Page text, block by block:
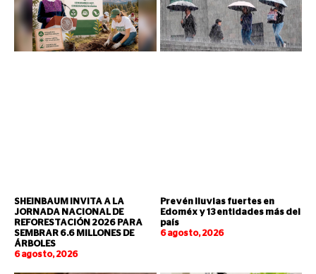
SHEINBAUM INVITA A LA
JORNADA NACIONAL DE
REFORESTACIÓN 2026 PARA
SEMBRAR 6.6 MILLONES DE
ÁRBOLES
6 agosto, 2026
Prevén lluvias fuertes en
Edoméx y 13 entidades más del
país
6 agosto, 2026